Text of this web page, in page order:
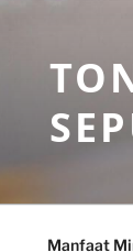
Manfaat